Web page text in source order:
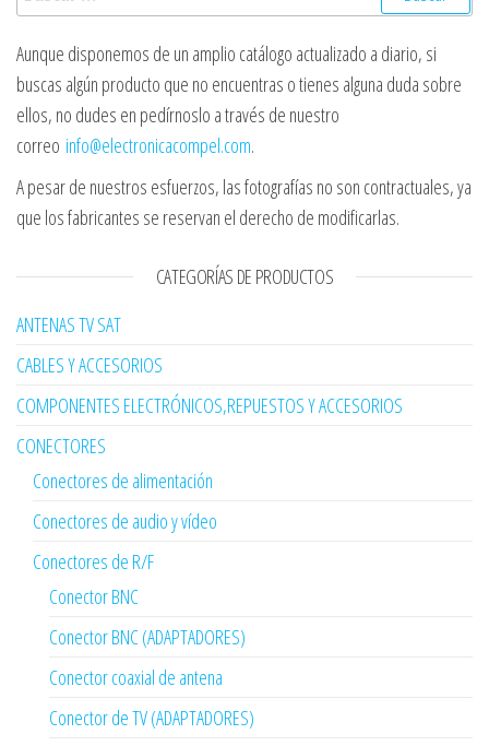
Aunque disponemos de un amplio catálogo actualizado a diario, si
buscas algún producto que no encuentras o tienes alguna duda sobre
ellos, no dudes en pedírnoslo a través de nuestro
correo info@electronicacompel.com.
A pesar de nuestros esfuerzos, las fotografías no son contractuales, ya
que los fabricantes se reservan el derecho de modificarlas.
CATEGORÍAS DE PRODUCTOS
ANTENAS TV SAT
CABLES Y ACCESORIOS
COMPONENTES ELECTRÓNICOS,REPUESTOS Y ACCESORIOS
CONECTORES
Conectores de alimentación
Conectores de audio y vídeo
Conectores de R/F
Conector BNC
Conector BNC (ADAPTADORES)
Conector coaxial de antena
Conector de TV (ADAPTADORES)